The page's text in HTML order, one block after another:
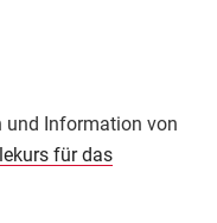
und Information von
für das